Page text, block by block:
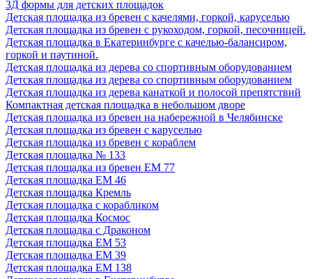
3Д формы для детских площадок
Детская площадка из бревен с качелями, горкой, каруселью
Детская площадка из бревен с рукоходом, горкой, песочницей.
Детская площадка в Екатеринбурге с качелью-балансиром,
горкой и паутиной.
Детская площадка из дерева со спортивным оборудованием
Детская площадка из дерева со спортивным оборудованием
Детская площадка из дерева канаткой и полосой препятствий
Компактная детская площадка в небольшом дворе
Детская площадка из бревен на набережной в Челябинске
Детская площадка из бревен с каруселью
Детская площадка из бревен с кораблем
Детская площадка № 133
Детская площадка из бревен ЕМ 77
Детская площадка ЕМ 46
Детская площадка Кремль
Детская площадка с корабликом
Детская площадка Космос
Детская площадка с Драконом
Детская площадка ЕМ 53
Детская площадка ЕМ 39
Детская площадка ЕМ 138